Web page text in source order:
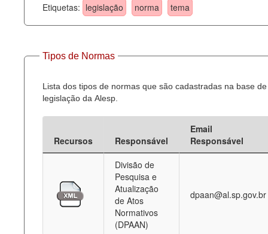
Etiquetas: legislação norma tema
Tipos de Normas
Lista dos tipos de normas que são cadastradas na base de
legislação da Alesp.
Recursos Responsável
Email
Responsável
Divisão de
Pesquisa e
Atualização
de Atos
Normativos
(DPAAN)
dpaan@al.sp.gov.br